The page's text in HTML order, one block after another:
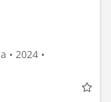
• 2024 •